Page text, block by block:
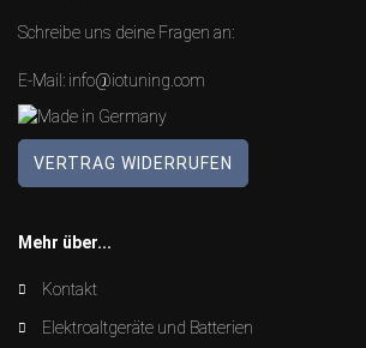
Schreibe uns deine Fragen an:
E-Mail: info@iotuning.com
VERTRAG WIDERRUFEN
Mehr über...
Kontakt
Elektroaltgeräte und Batterien